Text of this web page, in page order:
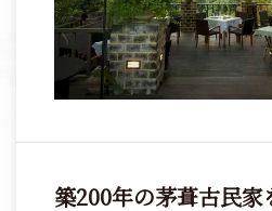
築200年の茅葺古民